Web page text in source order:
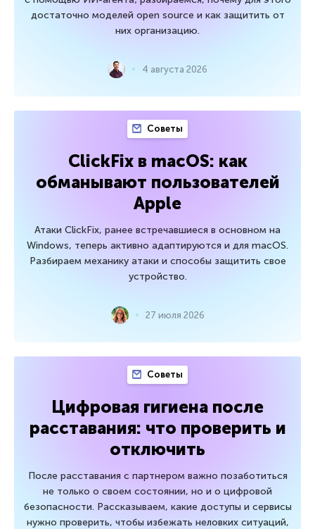
достаточно моделей open source и как защитить от
них организацию.
4 августа 2026
Советы
ClickFix в macOS: как
обманывают пользователей
Apple
Атаки ClickFix, ранее встречавшиеся в основном на
Windows, теперь активно адаптируются и для macOS.
Разбираем механику атаки и способы защитить свое
устройство.
27 июля 2026
Советы
Цифровая гигиена после
расставания: что проверить и
отключить
После расставания с партнером важно позаботиться
не только о своем состоянии, но и о цифровой
безопасности. Рассказываем, какие доступы и сервисы
нужно проверить, чтобы избежать неловких ситуаций,